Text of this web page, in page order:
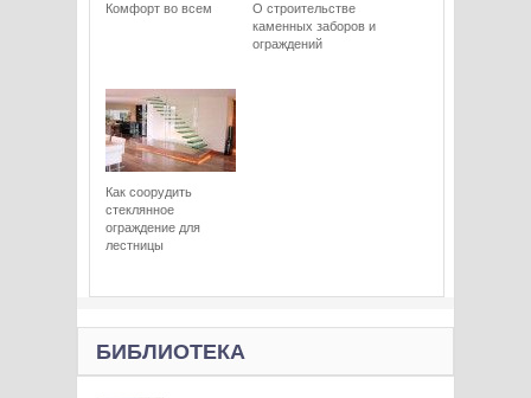
Комфорт во всем
О строительстве
каменных заборов и
ограждений
Как соорудить
стеклянное
ограждение для
лестницы
БИБЛИОТЕКА